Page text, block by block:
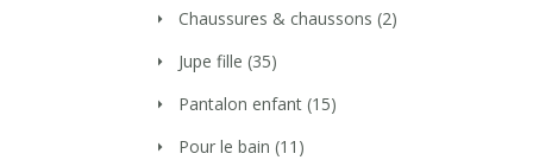
Chaussures & chaussons (2)
Jupe fille (35)
Pantalon enfant (15)
Pour le bain (11)